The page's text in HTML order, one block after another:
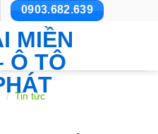
0903.682.639
/ Tin tức